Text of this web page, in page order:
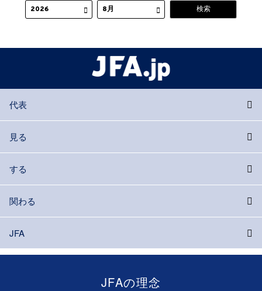
代表
見る
する
関わる
JFA
JFAの理念